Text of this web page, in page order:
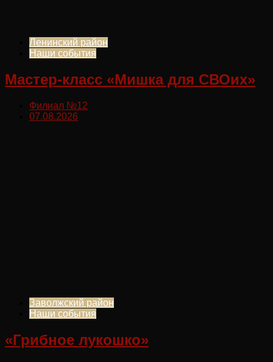
Ленинский район
Наши события
Мастер-класс «Мишка для СВОих»
Филиал №12
07.08.2026
Заволжский район
Наши события
«Грибное лукошко»